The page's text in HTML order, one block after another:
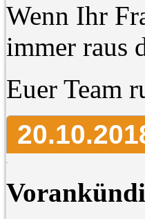
Wenn Ihr
immer raus
Euer Team